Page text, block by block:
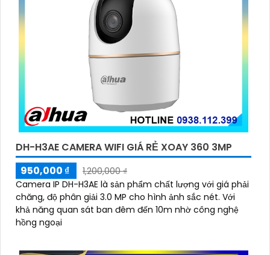
DH-H3AE CAMERA WIFI GIÁ RẺ XOAY 360 3MP
950,000 ₫
1,200,000 ₫
Camera IP DH-H3AE là sản phẩm chất lượng với giá phải
chăng, độ phân giải 3.0 MP cho hình ảnh sắc nét. Với
khả năng quan sát ban đêm đến 10m nhờ công nghệ
hồng ngoại